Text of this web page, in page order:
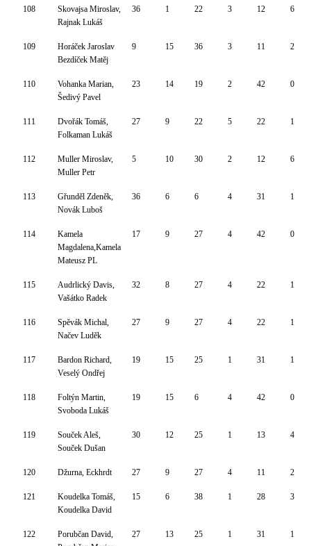
108
Skovajsa Miroslav,
Rajnak Lukáš
36 1 22 3 12 6
109
Horáček Jaroslav
Bezdíček Matěj
9 15 36 3 11 2
110
Vohanka Marian,
Šedivý Pavel
23 14 19 2 42 0
111
Dvořák Tomáš,
Folkaman Lukáš
27 9 22 5 22 1
112
Muller Miroslav,
Muller Petr
5 10 30 2 12 6
113
Gřunděl Zdeněk,
Novák Luboš
36 6 6 4 31 1
114
Kamela
Magdalena,Kamela
Mateusz PL
17 9 27 4 42 0
115
Audrlický Davis,
Vašátko Radek
32 8 27 4 22 1
116
Spěvák Michal,
Načev Luděk
27 9 27 4 22 1
117
Bardon Richard,
Veselý Ondřej
19 15 25 1 31 1
118
Foltýn Martin,
Svoboda Lukáš
19 15 6 4 42 0
119
Souček Aleš,
Souček Dušan
30 12 25 1 13 4
120 Džurna, Eckhrdt 27 9 27 4 11 2
121
Koudelka Tomáš,
Koudelka David
15 6 38 1 28 3
122
Porubčan David,
27 13 25 1 31 1